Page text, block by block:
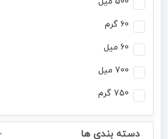
60 گرم
60 میل
700 میل
750 گرم
دسته بندی ها